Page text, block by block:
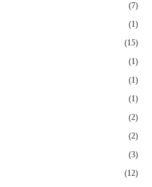
(7)
(1)
(15)
(1)
(1)
(1)
(2)
(2)
(3)
(12)